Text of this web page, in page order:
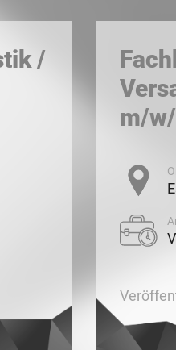
/
m/